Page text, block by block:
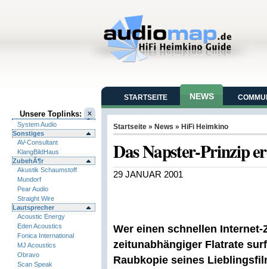
Unsere Toplinks:
System Audio
Sonstiges
AV-Consultant
KlangBildHaus
ZubehÃ¶r
Akustik Schaumstoff
Mundorf
Pear Audio
Straight Wire
Lautsprecher
Acoustic Energy
Eden Acoustics
Fonica International
MJ Acoustics
Obravo
Scan Speak
STARTSEITE NEWS
Startseite » News » HiFi Heimkino
Das Napster-Prinzip
29 JANUAR 2001
Wer einen schnellen
zeitunabhängiger Flatrate
Raubkopie seines